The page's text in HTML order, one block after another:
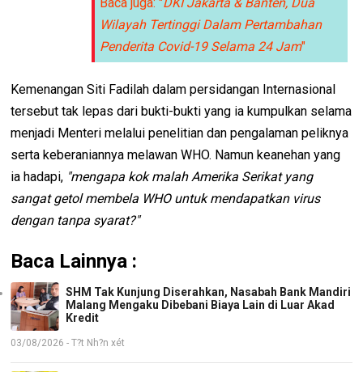
Wilayah Tertinggi Dalam Pertambahan
Penderita Covid-19 Selama 24 Jam"
Kemenangan Siti Fadilah dalam persidangan Internasional
tersebut tak lepas dari bukti-bukti yang ia kumpulkan selama
menjadi Menteri melalui penelitian dan pengalaman peliknya
serta keberaniannya melawan WHO. Namun keanehan yang
ia hadapi, "mengapa kok malah Amerika Serikat yang
sangat getol membela WHO untuk mendapatkan virus
dengan tanpa syarat?"
Baca Lainnya :
SHM Tak Kunjung Diserahkan, Nasabah Bank Mandiri
Malang Mengaku Dibebani Biaya Lain di Luar Akad
Kredit
03/08/2026 - T?t Nh?n xét